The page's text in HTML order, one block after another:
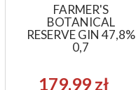
FARMER'S
BOTANICAL
RESERVE GIN 47,8%
0,7
179,99 zł